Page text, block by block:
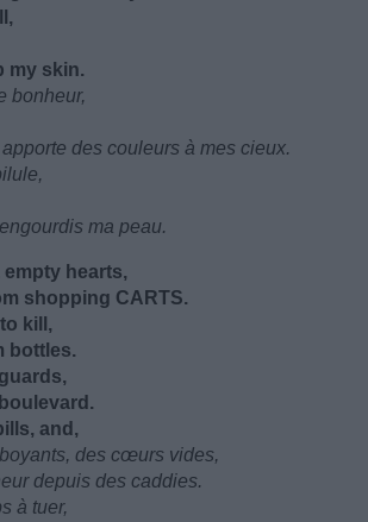
my skin.
bonheur,
des couleurs à mes cieux.
ma peau.
empty hearts,
shopping CARTS.
kill,
bottles.
and,
des cœurs vides,
depuis des caddies.
à tuer,